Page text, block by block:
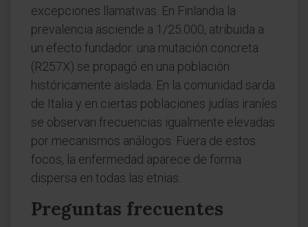
excepciones llamativas. En Finlandia la
prevalencia asciende a 1/25.000, atribuida a
un efecto fundador: una mutación concreta
(R257X) se propagó en una población
históricamente aislada. En la comunidad sarda
de Italia y en ciertas poblaciones judías iraníes
se observan frecuencias igualmente elevadas
por mecanismos análogos. Fuera de estos
focos, la enfermedad aparece de forma
dispersa en todas las etnias.
Preguntas frecuentes